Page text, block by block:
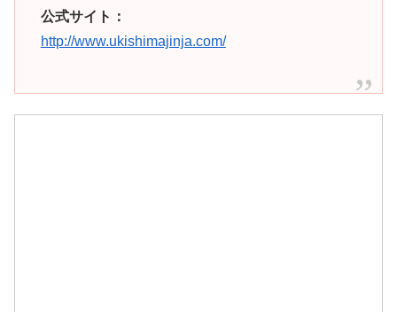
公式サイト：
http://www.ukishimajinja.com/